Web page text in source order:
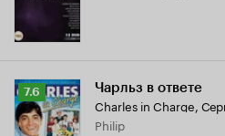
Рейтинг
Кинопоиска
7.6
7.6 Чарльз в ответе
Charles in Charge,
Philip